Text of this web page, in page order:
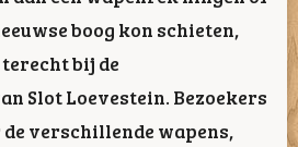
boog kon schieten,
terecht bij de
Slot Loevestein. Bezoekers
verschillende wapens,